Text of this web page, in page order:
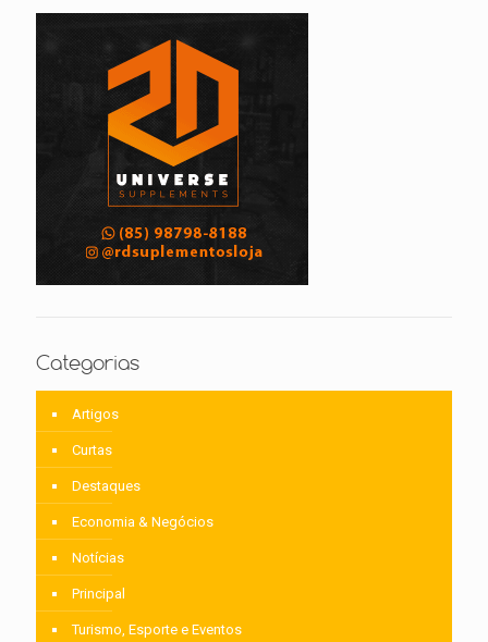
Categorias
Artigos
Curtas
Destaques
Economia & Negócios
Notícias
Principal
Turismo, Esporte e Eventos